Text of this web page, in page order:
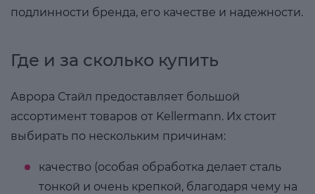
подлинности бренда, его качестве и надежности.
Где и за сколько купить
Аврора Стайл предоставляет большой
ассортимент товаров от Kellermann. Их стоит
выбирать по нескольким причинам:
качество (особая обработка делает сталь
тонкой и очень крепкой, благодаря чему на